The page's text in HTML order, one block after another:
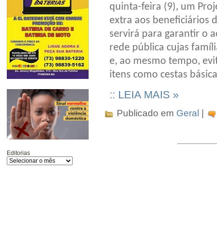
Editorias
quinta-feira (9), um
extra aos beneficiários
servirá para garantir o
rede pública cujas
e, ao mesmo tempo,
itens como cestas
:: LEIA MAIS »
Publicado em Geral